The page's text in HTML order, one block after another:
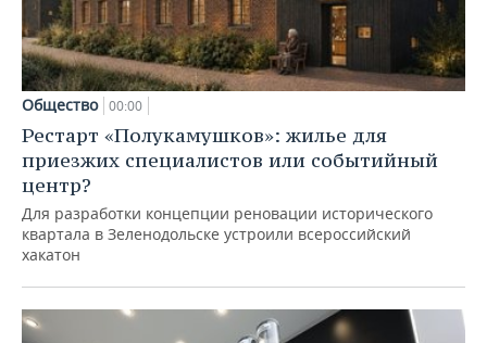
Общество 00:00
Рестарт «Полукамушков»: жилье для
приезжих специалистов или событийный
центр?
Для разработки концепции реновации исторического
квартала в Зеленодольске устроили всероссийский
хакатон